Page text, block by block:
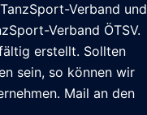
Verband und
Verband ÖTSV.
erstellt. Sollten
sein, so können wir
Mail an den